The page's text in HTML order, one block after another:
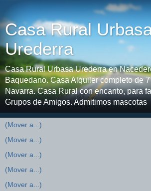
Casa Rural
Urederra
Casa Rural Urbasa Urederra en
Baquedano. Casa Alquiler completo de
Navarra. Casa Rural con encanto, para
Grupos de Amigos. Admitimos mascotas